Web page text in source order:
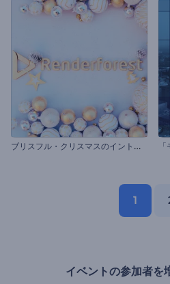
ブ
リスフル・クリスマスのイントロ動画
1
イベントの参加者を